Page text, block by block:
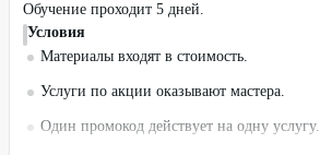
Обучение проходит 5 дней.
Условия
Материалы входят в стоимость.
Услуги по акции оказывают мастера.
Один промокод действует на одну услугу.